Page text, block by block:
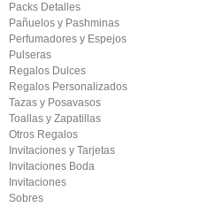
Packs Detalles
Pañuelos y Pashminas
Perfumadores y Espejos
Pulseras
Regalos Dulces
Regalos Personalizados
Tazas y Posavasos
Toallas y Zapatillas
Otros Regalos
Invitaciones y Tarjetas
Invitaciones Boda
Invitaciones
Sobres